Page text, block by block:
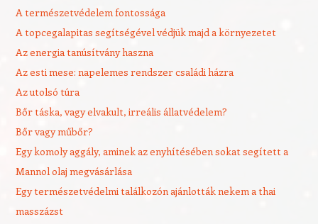
A természetvédelem fontossága
A topcegalapitas segítségével védjük majd a környezetet
Az energia tanúsítvány haszna
Az esti mese: napelemes rendszer családi házra
Az utolsó túra
Bőr táska, vagy elvakult, irreális állatvédelem?
Bőr vagy műbőr?
Egy komoly aggály, aminek az enyhítésében sokat segített a
Mannol olaj megvásárlása
Egy természetvédelmi találkozón ajánlották nekem a thai
masszázst